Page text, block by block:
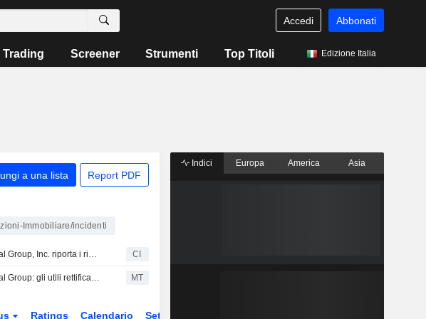
Accedi Abbonati
Trading Screener Strumenti Top Titoli Edizione Italia
a una lista Report PDF
Immobiliare/incidenti
American International Group, Inc. riporta i risultati degli utili per il secondo trimestre e per i sei mesi conclusi il 30 giugno 2026 CI
American International Group: gli utili rettificati del secondo trimestre aumentano, calano i ricavi netti da investimenti MT
Ratings Calendario Settore
Indici Europa America Asia